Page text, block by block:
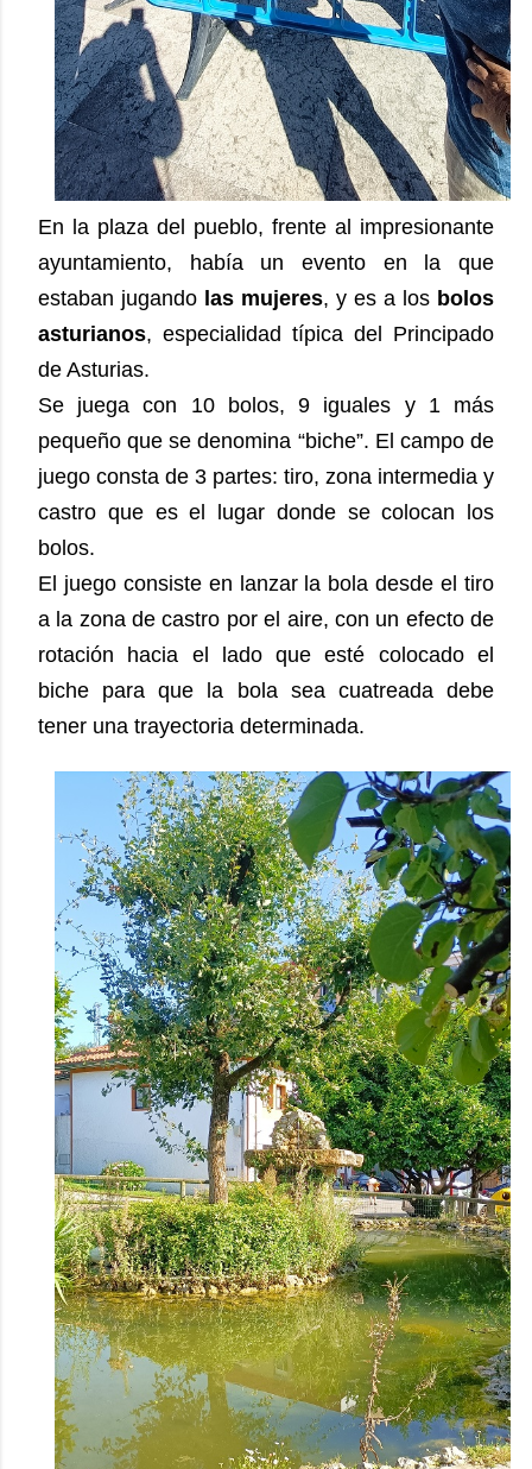
En la plaza del pueblo, frente al impresionante
ayuntamiento, había un evento en la que
estaban jugando las mujeres, y es a los bolos
asturianos, especialidad típica del Principado
de Asturias.
Se juega con 10 bolos, 9 iguales y 1 más
pequeño que se denomina “biche”. El campo de
juego consta de 3 partes: tiro, zona intermedia y
castro que es el lugar donde se colocan los
bolos.
El juego consiste en lanzar la bola desde el tiro
a la zona de castro por el aire, con un efecto de
rotación hacia el lado que esté colocado el
biche para que la bola sea cuatreada debe
tener una trayectoria determinada.